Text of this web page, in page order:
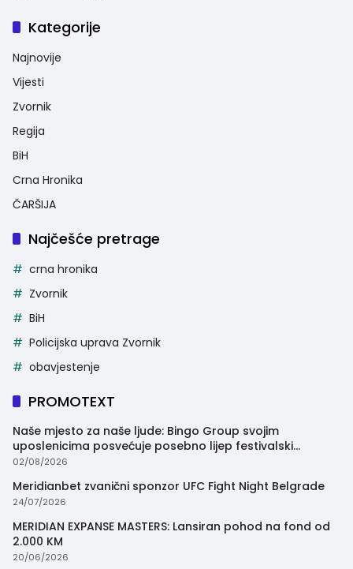
Kategorije
Najnovije
Vijesti
Zvornik
Regija
BiH
Crna Hronika
ČARŠIJA
Najčešće pretrage
crna hronika
Zvornik
BiH
Policijska uprava Zvornik
obavjestenje
PROMOTEXT
Naše mjesto za naše ljude: Bingo Group svojim
uposlenicima posvećuje posebno lijep festivalski
trenutak
02/08/2026
Meridianbet zvanični sponzor UFC Fight Night Belgrade
24/07/2026
MERIDIAN EXPANSE MASTERS: Lansiran pohod na fond od
2.000 KM
20/06/2026